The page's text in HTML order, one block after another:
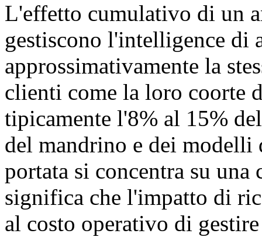
L'effetto cumulativo di un
gestiscono l'intelligence di
approssimativamente la
clienti come la loro coorte
tipicamente l'8% al 15%
del mandrino e dei
portata si concentra su
significa che l'impatto di
al costo operativo di